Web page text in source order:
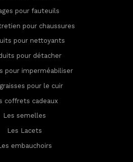
pour fauteuils
pour chaussures
pour nettoyants
pour détacher
pour imperméabiliser
pour le cuir
coffrets cadeaux
Les semelles
Les Lacets
embauchoirs